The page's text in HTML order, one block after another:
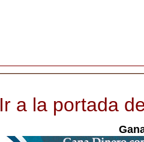
Ir a la portada